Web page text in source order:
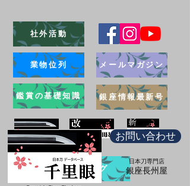
社外活動
業物位列
鑑賞の基礎知識
メールマガジン
銀座情報最新号
ブログ
お問い合わせ
日本刀専門店
​銀座長州屋